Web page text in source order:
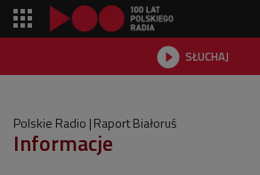
 SŁUCHAJ
Polskie Radio Raport Białoruś
Informacje